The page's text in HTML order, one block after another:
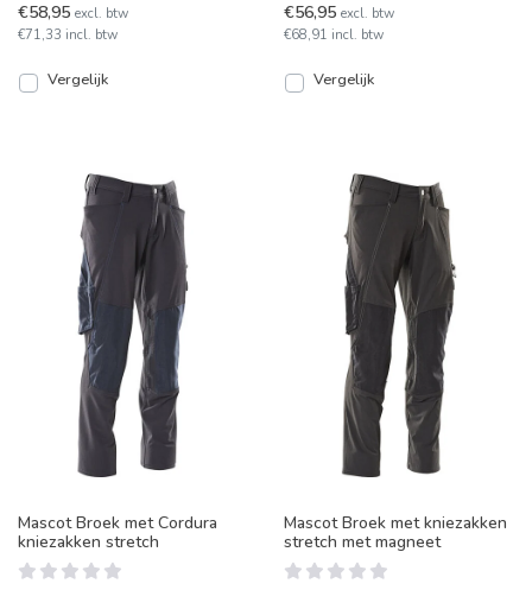
in warme omgevingen. Versie
€58,95 excl. btw
€71,33 incl. btw
Vergelijk
in warme omgevingen.
€56,95 excl. btw
€68,91 incl. btw
Vergelijk
Mascot Broek met Cordura
kniezakken stretch
Mascot Broek met kniezakken
stretch met magneet